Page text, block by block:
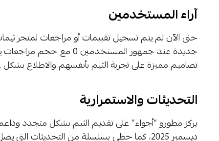
آراء المستخدمين
حتى الآن لم يتم تسجيل تقييمات أو مراجعات لمتجر
تصاميم مميزة على تجربة الثيم بأنفسهم والاطلاع بشكل
التحديثات والاستمرارية